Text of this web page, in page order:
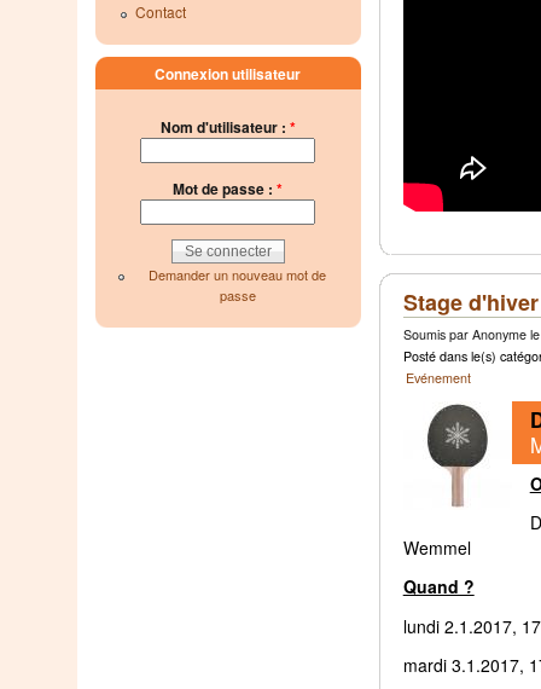
Stage d'hiver
Soumis par Anonyme
Posté dans le(s)
Evénement
Wemmel
Quand ?
lundi 2.1.2017,
mardi 3.1.2017,
Contact
Connexion utilisateur
Nom d'utilisateur : *
Mot de passe :*
Demander un nouveau mot de
passe